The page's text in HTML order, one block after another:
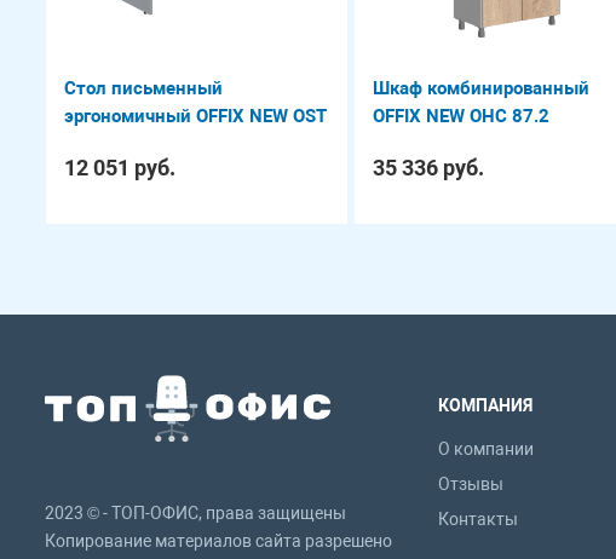
Стол письменный
эргономичный OFFIX NEW OST
12 051 руб.
Шкаф комбинированный
OFFIX NEW OHC 87.2
35 336 руб.
2023 © - ТОП-ОФИС, права защищены
Копирование материалов сайта разрешено
КОМПАНИЯ
О компании
Отзывы
Контакты